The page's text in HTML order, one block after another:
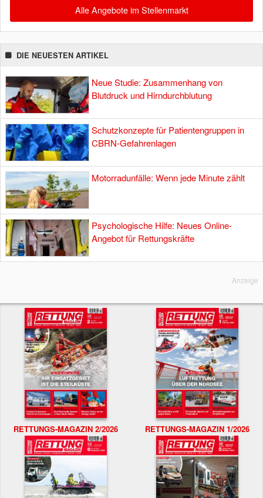
Alle Angebote im Stellenmarkt
DIE NEUESTEN ARTIKEL
Neue Studie: Zusammenhang von
Blutdruck und Hirndurchblutung
Schutzkonzepte für Patientengruppen in
CBRN-Gefahrenlagen
Motorradunfälle: Wenn jede Minute zählt
Psychologische Hilfe: Neues Online-
Angebot für Rettungskräfte
Anzeige
RETTUNGS-MAGAZIN 2/2026 RETTUNGS-MAGAZIN 1/2026